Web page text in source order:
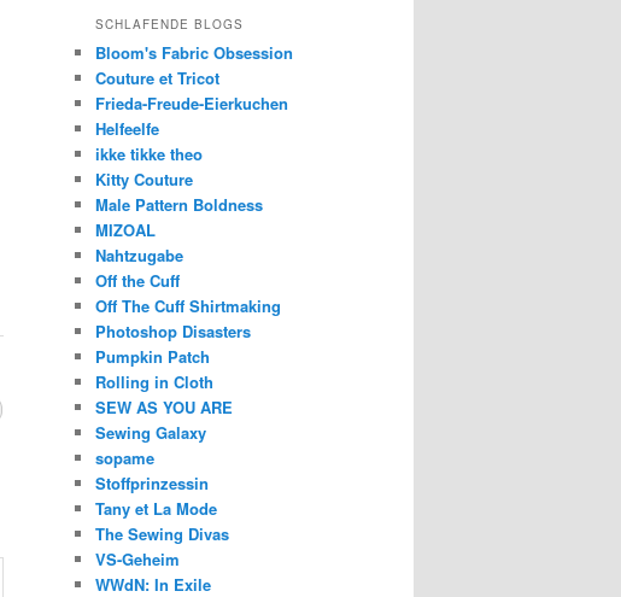
SCHLAFENDE BLOGS
Bloom's Fabric Obsession
Couture et Tricot
Frieda-Freude-Eierkuchen
Helfeelfe
ikke tikke theo
Kitty Couture
Male Pattern Boldness
MIZOAL
Nahtzugabe
Off the Cuff
Off The Cuff Shirtmaking
Photoshop Disasters
Pumpkin Patch
Rolling in Cloth
SEW AS YOU ARE
Sewing Galaxy
sopame
Stoffprinzessin
Tany et La Mode
The Sewing Divas
VS-Geheim
WWdN: In Exile